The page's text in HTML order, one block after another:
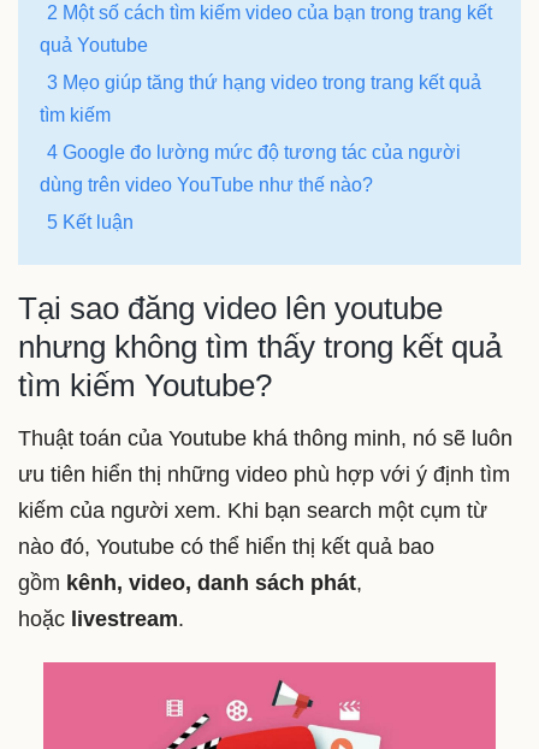
2 Một số cách tìm kiếm video của bạn trong trang kết
quả Youtube
3 Mẹo giúp tăng thứ hạng video trong trang kết quả
tìm kiếm
4 Google đo lường mức độ tương tác của người
dùng trên video YouTube như thế nào?
5 Kết luận
Tại sao đăng video lên youtube
nhưng không tìm thấy trong kết quả
tìm kiếm Youtube?
Thuật toán của Youtube khá thông minh, nó sẽ luôn
ưu tiên hiển thị những video phù hợp với ý định tìm
kiếm của người xem. Khi bạn search một cụm từ
nào đó, Youtube có thể hiển thị kết quả bao
gồm kênh, video, danh sách phát,
hoặc livestream.